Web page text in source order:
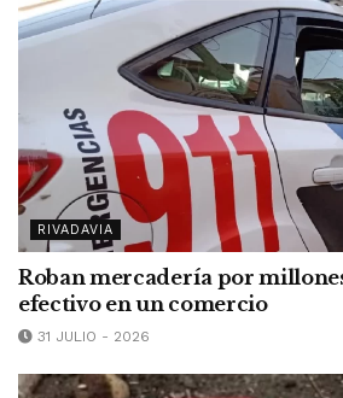
RIVADAVIA
Roban mercadería por
efectivo en un comercio
31 JULIO - 2026